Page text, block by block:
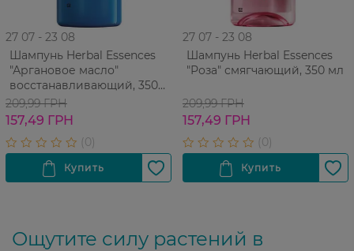
27 07 - 23 08
Шампунь Herbal Essences
"Аргановое масло"
восстанавливающий, 350
мл
209,99 ГРН
157,49 ГРН
27 07 - 23 08
Шампунь Herbal Essences
"Роза" смягчающий, 350 мл
209,99 ГРН
157,49 ГРН
Ощутите силу растений в